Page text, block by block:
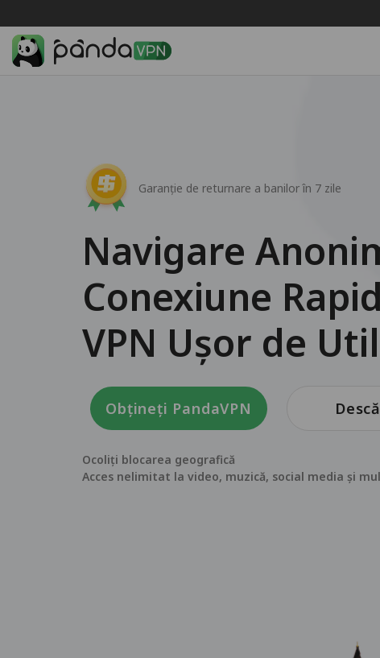
Garanție de returnare a banilor în 7 zile
Navigare
Conexiune
VPN Ușor de
Obțineți PandaVPN
Ocoliți blocarea geografică
Acces nelimitat la video, muzică, social media și